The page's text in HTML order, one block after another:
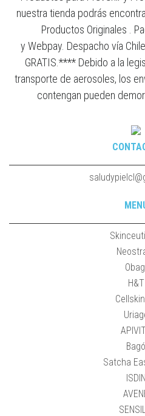
nuestra tienda podrás
Productos Originales .
y Webpay. Despacho vía
GRATIS.**** Debido a la
transporte de aerosoles, los
contengan pueden
H&T
Bagó
Satcha
ISDIN